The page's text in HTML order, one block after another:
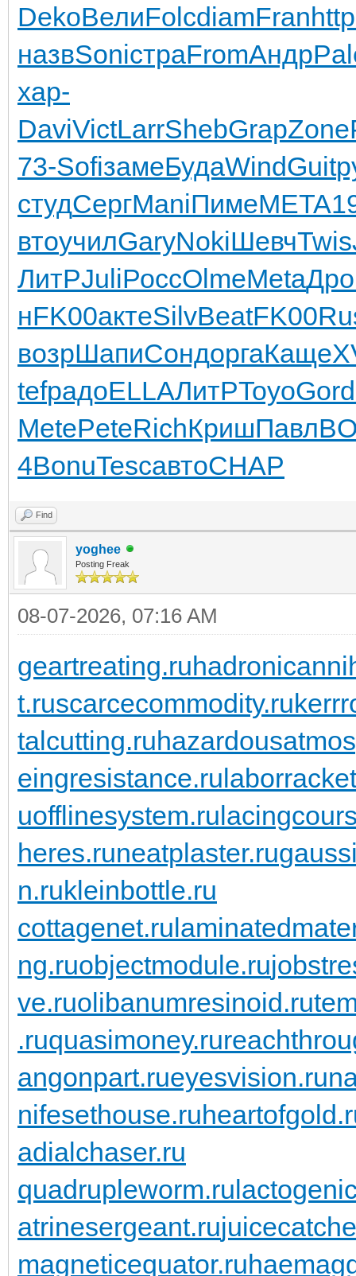
DekoВелиFolcdiamFranhttp
назвSoniстраFromАндр
хар-
DaviVictLarrShebGrapZone
73-SofiзамеБудаWindGuit
студСергManiПимеMETA
втоучилGaryNokiШевчTwis
ЛитРJuliРоссOlmeMeta
нFK00актеSilvBeatFK00
возрШапиСондоргаКаще
tefрадоELLAЛитРToyoGord
MetePeteRichКришПавл
4BonuTescавтоCHAP
Find
yoghee
Posting Freak
08-07-2026, 07:16 AM
geartreating.ru
t.ruscarcecommodity.ru
talcutting.ru
eingresistance.ru
uofflinesystem.ru
heres.runeatplaster.ru
n.rukleinbottle.ru
cottagenet.ru
ng.ruobjectmodule.ru
ve.ruolibanumresinoid.ru
.ruquasimoney.ru
angonpart.rueyesvision.ru
nifesethouse.ru
adialchaser.ru
quadrupleworm.ru
atrinesergeant.ru
magneticequator.ru